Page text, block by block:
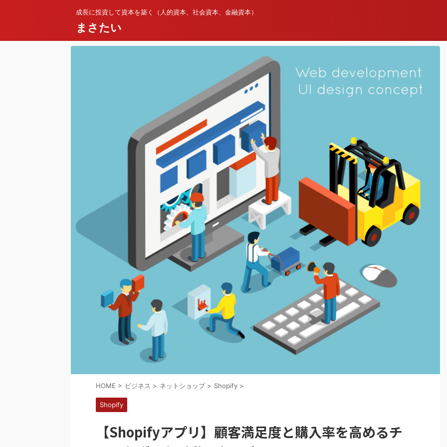
成長に投資して資本を築く（人的資本、社会資本、金融資本）
まさたい
HOME > ビジネス > ネットショップ > Shopify >
Shopify
【Shopifyアプリ】顧客満足度と購入率を高めるチ